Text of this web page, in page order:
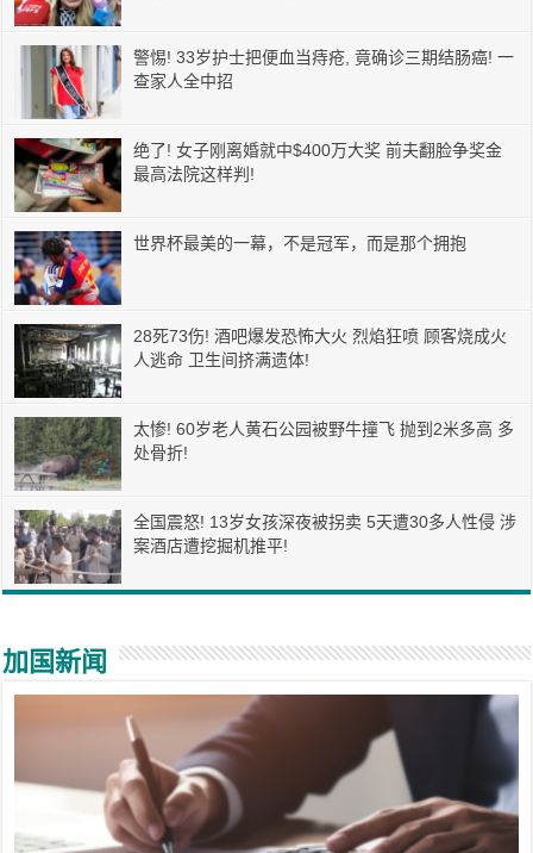
警惕! 33岁护士把便血当痔疮, 竟确诊三期结肠癌! 一
查家人全中招
绝了! 女子刚离婚就中$400万大奖 前夫翻脸争奖金
最高法院这样判!
世界杯最美的一幕，不是冠军，而是那个拥抱
28死73伤! 酒吧爆发恐怖大火 烈焰狂喷 顾客烧成火
人逃命 卫生间挤满遗体!
太惨! 60岁老人黄石公园被野牛撞飞 抛到2米多高 多
处骨折!
全国震怒! 13岁女孩深夜被拐卖 5天遭30多人性侵 涉
案酒店遭挖掘机推平!
加国新闻